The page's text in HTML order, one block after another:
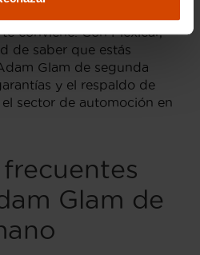
conviene. Con Flexicar,
de saber que estás
Glam de segunda
y el respaldo de
sector de automoción en
Glam de